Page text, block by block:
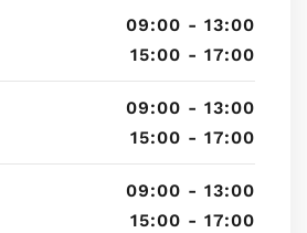
09:00 - 13:00
15:00 - 17:00
09:00 - 13:00
15:00 - 17:00
09:00 - 13:00
15:00 - 17:00